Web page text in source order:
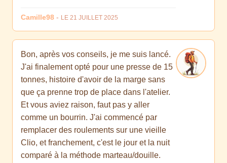
Camille98 - LE 21 JUILLET 2025
Bon, après vos conseils, je me suis lancé.
J'ai finalement opté pour une presse de 15
tonnes, histoire d'avoir de la marge sans
que ça prenne trop de place dans l'atelier.
Et vous aviez raison, faut pas y aller
comme un bourrin. J'ai commencé par
remplacer des roulements sur une vieille
Clio, et franchement, c'est le jour et la nuit
comparé à la méthode marteau/douille.